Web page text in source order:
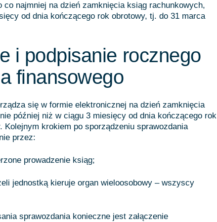
co najmniej na dzień zamknięcia ksiąg rachunkowych,
od dnia kończącego rok obrotowy, tj. do 31 marca
i podpisanie rocznego
finansowego
się w formie elektronicznej na dzień zamknięcia
później niż w ciągu 3 miesięcy od dnia kończącego rok
Kolejnym krokiem po sporządzeniu sprawozdania
przez:
prowadzenie ksiąg;
jednostką kieruje organ wieloosobowy – wszyscy
sprawozdania konieczne jest załączenie